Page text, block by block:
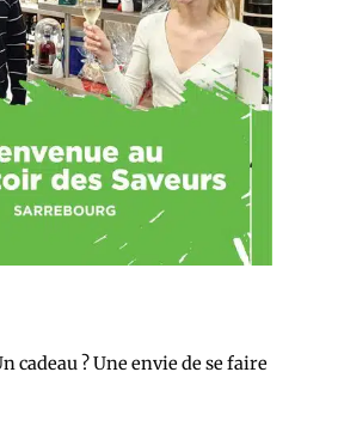
cadeau ? Une envie de se faire